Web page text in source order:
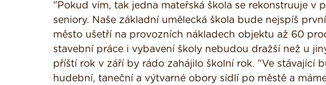
"Pokud vím, tak jedna mateřská škola se rekonstruuje v
seniory. Naše základní umělecká škola bude nejspíš
město ušetří na provozních nákladech objektu až 60
stavební práce i vybavení školy nebudou dražší než u
příští rok v září by rádo zahájilo školní rok. "Ve stávající
hudební, taneční a výtvarné obory sídlí po městě a